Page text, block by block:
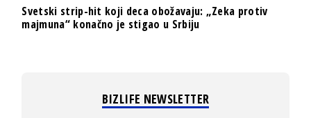
Svetski strip-hit koji deca obožavaju: „Zeka protiv
majmuna“ konačno je stigao u Srbiju
BIZLIFE NEWSLETTER